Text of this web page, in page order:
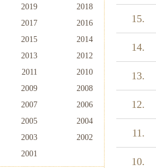
2019
2018
2017
2016
2015
2014
2013
2012
2011
2010
2009
2008
2007
2006
2005
2004
2003
2002
2001
15.
14.
13.
12.
11.
10.